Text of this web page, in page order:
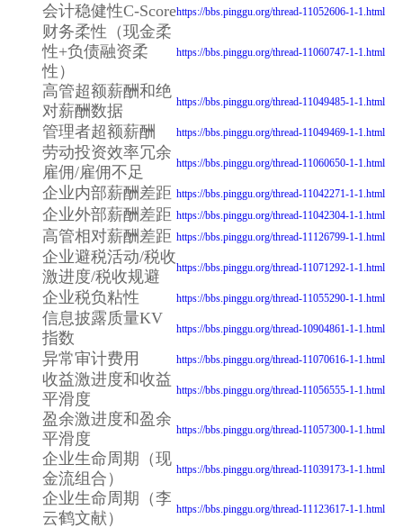
会计稳健性C-Scorehttps://bbs.pinggu.org/thread-11052606-1-1.html
财务柔性（现金柔
性+负债融资柔
性）
https://bbs.pinggu.org/thread-11060747-1-1.html
高管超额薪酬和绝
对薪酬数据
https://bbs.pinggu.org/thread-11049485-1-1.html
管理者超额薪酬 https://bbs.pinggu.org/thread-11049469-1-1.html
劳动投资效率冗余
雇佣/雇佣不足
https://bbs.pinggu.org/thread-11060650-1-1.html
企业内部薪酬差距 https://bbs.pinggu.org/thread-11042271-1-1.html
企业外部薪酬差距 https://bbs.pinggu.org/thread-11042304-1-1.html
高管相对薪酬差距 https://bbs.pinggu.org/thread-11126799-1-1.html
企业避税活动/税收
激进度/税收规避
https://bbs.pinggu.org/thread-11071292-1-1.html
企业税负粘性 https://bbs.pinggu.org/thread-11055290-1-1.html
信息披露质量KV
指数
https://bbs.pinggu.org/thread-10904861-1-1.html
异常审计费用 https://bbs.pinggu.org/thread-11070616-1-1.html
收益激进度和收益
平滑度
https://bbs.pinggu.org/thread-11056555-1-1.html
盈余激进度和盈余
平滑度
https://bbs.pinggu.org/thread-11057300-1-1.html
企业生命周期（现
金流组合）
https://bbs.pinggu.org/thread-11039173-1-1.html
企业生命周期（李
云鹤文献）
https://bbs.pinggu.org/thread-11123617-1-1.html